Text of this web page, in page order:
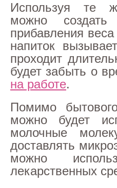
Используя те
можно создать
прибавления
напиток
проходит
будет забыть о
на работе.
Помимо
можно будет
молочные
доставлять
можно
лекарственных